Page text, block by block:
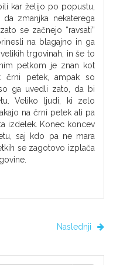
kar želijo po popustu,
zmanjka nekaterega
se začnejo “ravsati”
na blagajno in ga
trgovinah, in še to
petkom je znan kot
črni petek, ampak so
ga uvedli zato, da bi
Veliko ljudi, ki zelo
na črni petek ali pa
izdelek. Konec koncev
saj kdo pa ne mara
se zagotovo izplača
Naslednji